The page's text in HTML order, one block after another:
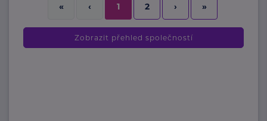
« ‹ 1 2 › »
Zobrazit přehled společností